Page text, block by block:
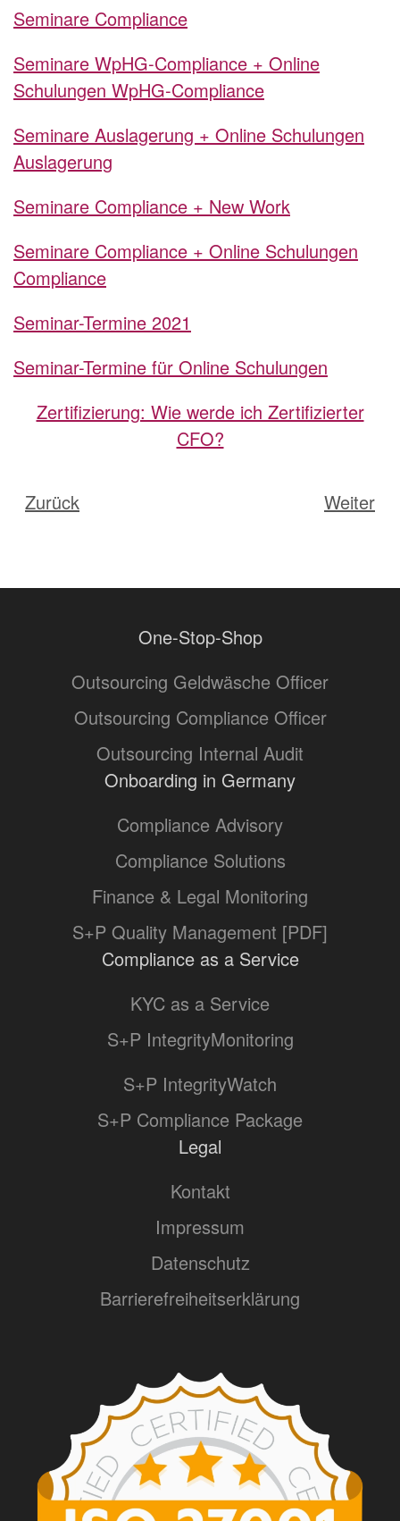
Seminare Compliance
Seminare WpHG-Compliance + Online
Schulungen WpHG-Compliance
Seminare Auslagerung + Online Schulungen
Auslagerung
Seminare Compliance + New Work
Seminare Compliance + Online Schulungen
Compliance
Seminar-Termine 2021
Seminar-Termine für Online Schulungen
Zertifizierung: Wie werde ich Zertifizierter
CFO?
Zurück Weiter
One-Stop-Shop
Outsourcing Geldwäsche Officer
Outsourcing Compliance Officer
Outsourcing Internal Audit
Onboarding in Germany
Compliance Advisory
Compliance Solutions
Finance & Legal Monitoring
S+P Quality Management [PDF]
Compliance as a Service
KYC as a Service
S+P IntegrityMonitoring
S+P IntegrityWatch
S+P Compliance Package
Legal
Kontakt
Impressum
Datenschutz
Barrierefreiheitserklärung